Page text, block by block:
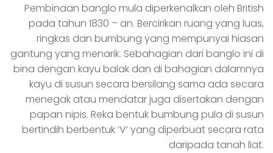
Pembinaan banglo mula diperkenalkan oleh British
pada tahun 1830 – an. Bercirikan ruang yang luas,
ringkas dan bumbung yang mempunyai hiasan
gantung yang menarik. Sebahagian dari banglo ini di
bina dengan kayu balak dan di bahagian dalamnya
kayu di susun secara bersilang sama ada secara
menegak atau mendatar juga disertakan dengan
papan nipis. Reka bentuk bumbung pula di susun
bertindih berbentuk ‘V’ yang diperbuat secara rata
daripada tanah liat.